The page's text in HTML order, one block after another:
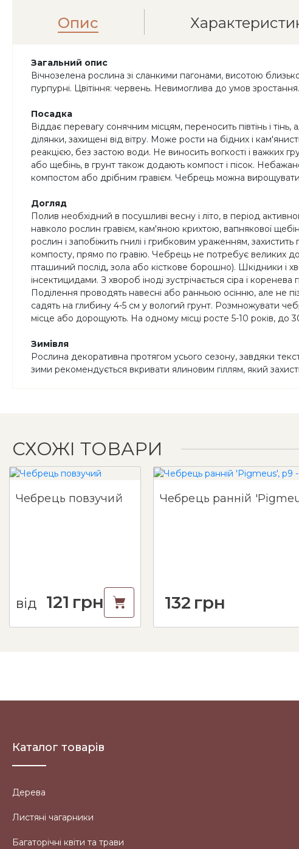
Опис
Загальний опис
Вічнозелена рослина зі сланкими пагонами, висотою близько
пурпурні. Цвітіння: червень. Невимоглива до умов
Посадка
Віддає перевагу сонячним місцям, переносить півтінь і
ділянки, захищені від вітру. Може рости на бідних і
реакцією, без застою води. Не виносить вогкості і важких
або щебінь, в грунт також додають компост і пісок.
компостом або дрібним гравієм. Чебрець можна
Догляд
Полив необхідний в посушливі весну і літо, в період
навколо рослин гравієм, кам'яною крихтою, вапнякової
рослин і запобіжить гнилі і грибковим ураженням,
компосту, прямо по гравію. Чебрець не потребує великих
пташиний послід, зола або кісткове борошно). Шкідники і
інсектицидами. З хвороб іноді зустрічається сіра і
Поділення проводять навесні або ранньою осінню, але не
садять на глибину 4-5 см у вологий грунт. Розмножувати
місце або дорощують. На одному місці росте 5-10 років, до
Зимівля
Рослина декоративна протягом усього сезону, завдяки
зими рекомендується вкривати ялиновим гіллям, який
СХОЖІ ТОВАРИ
Чебрець повзучий
від 121 грн 132 грн
Каталог товарів
Дерева
Листяні чагарники
Багаторічні квіти та трави